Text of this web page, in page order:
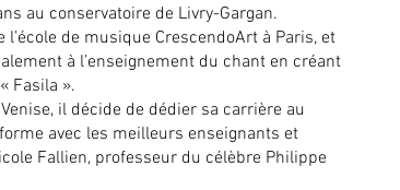
au conservatoire de Livry-Gargan.
l’école de musique CrescendoArt à Paris, et
à l’enseignement du chant en créant
Fasila ».
il décide de dédier sa carrière au
avec les meilleurs enseignants et
Fallien, professeur du célèbre Philippe